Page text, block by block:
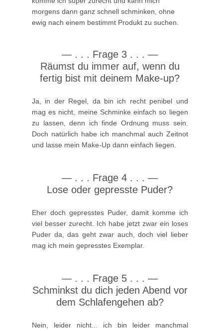
morgens dann ganz schnell schminken, ohne
ewig nach einem bestimmt Produkt zu suchen.
— . . . Frage 3 . . . —
Räumst du immer auf, wenn du
fertig bist mit deinem Make-up?
Ja, in der Regel, da bin ich recht penibel und
mag es nicht, meine Schminke einfach so liegen
zu lassen, denn ich finde Ordnung muss sein.
Doch natürlich habe ich manchmal auch Zeitnot
und lasse mein Make-Up dann einfach liegen.
— . . . Frage 4 . . . —
Lose oder gepresste Puder?
Eher doch gepresstes Puder, damit komme ich
viel besser zurecht. Ich habe jetzt zwar ein loses
Puder da, das geht zwar auch, doch viel lieber
mag ich mein gepresstes Exemplar.
— . . . Frage 5 . . . —
Schminkst du dich jeden Abend vor
dem Schlafengehen ab?
Nein, leider nicht... ich bin leider manchmal